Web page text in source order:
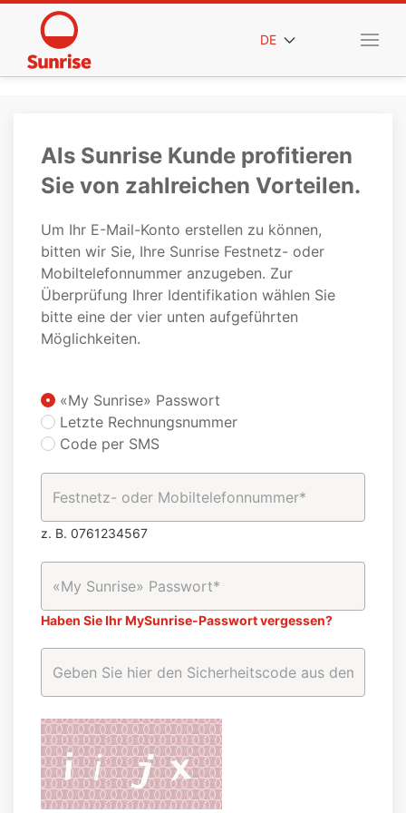
DE
Als Sunrise Kunde profitieren
Sie von zahlreichen Vorteilen.
Um Ihr E-Mail-Konto erstellen zu können,
bitten wir Sie, Ihre Sunrise Festnetz- oder
Mobiltelefonnummer anzugeben. Zur
Überprüfung Ihrer Identifikation wählen Sie
bitte eine der vier unten aufgeführten
Möglichkeiten.
«My Sunrise» Passwort
Letzte Rechnungsnummer
Code per SMS
z. B. 0761234567
Haben Sie Ihr MySunrise-Passwort vergessen?